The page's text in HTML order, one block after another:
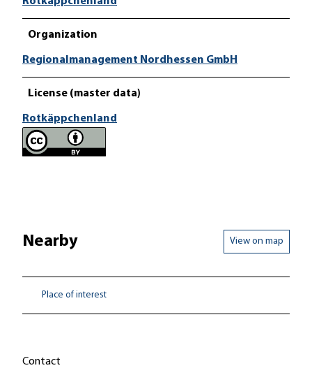
Organization
Regionalmanagement Nordhessen GmbH
License (master data)
Rotkäppchenland
Nearby View on map
Place of interest
Contact